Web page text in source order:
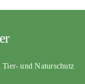
und Naturschutz